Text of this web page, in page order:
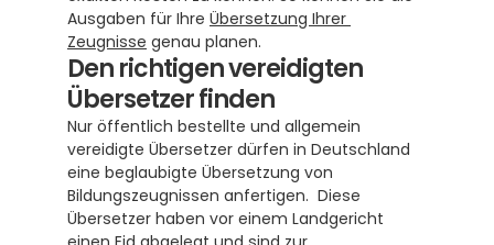
Ausgaben für Ihre Übersetzung Ihrer
Zeugnisse genau planen.
Den richtigen vereidigten
Übersetzer finden
Nur öffentlich bestellte und allgemein
vereidigte Übersetzer dürfen in Deutschland
eine beglaubigte Übersetzung von
Bildungszeugnissen anfertigen.  Diese
Übersetzer haben vor einem Landgericht